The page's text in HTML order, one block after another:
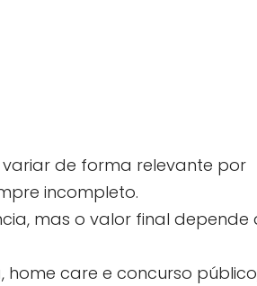
variar de forma relevante por
incompleto.
mas o valor final depende
home care e concurso